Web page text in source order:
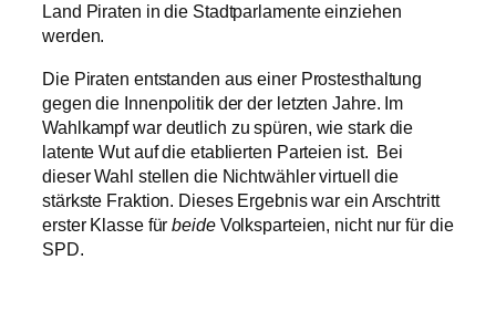
Land Piraten in die Stadtparlamente einziehen
werden.
Die Piraten entstanden aus einer Prostesthaltung
gegen die Innenpolitik der der letzten Jahre. Im
Wahlkampf war deutlich zu spüren, wie stark die
latente Wut auf die etablierten Parteien ist. Bei
dieser Wahl stellen die Nichtwähler virtuell die
stärkste Fraktion. Dieses Ergebnis war ein Arschtritt
erster Klasse für beideVolksparteien, nicht nur für die
SPD.